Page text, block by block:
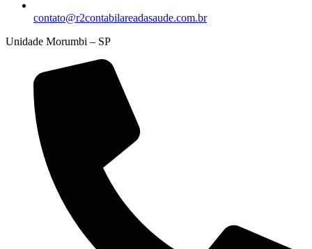
contato@r2contabilareadasaude.com.br
Unidade Morumbi – SP